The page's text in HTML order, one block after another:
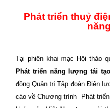
Phát triển thuỷ
Tại phiên khai mạc Hội thảo
Phát triển năng lượng tái tạo
đồng Quản trị Tập đoàn Điện
cáo về Chương trình
Phát